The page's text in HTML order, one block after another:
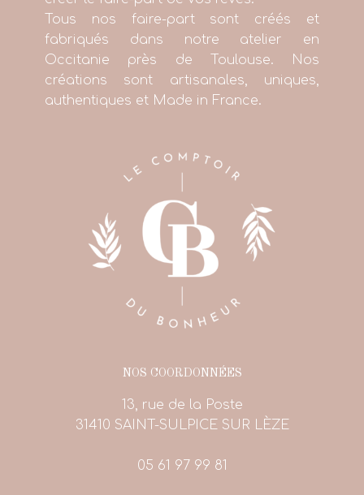
Tous nos faire-part sont créés et
fabriqués dans notre atelier en
Occitanie près de Toulouse. Nos
créations sont artisanales, uniques,
authentiques et Made in France.
NOS COORDONNÉES
13, rue de la Poste
31410 SAINT-SULPICE SUR LÈZE
05 61 97 99 81